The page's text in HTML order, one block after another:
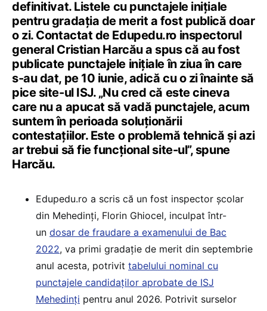
definitivat. Listele cu punctajele inițiale
pentru gradația de merit a fost publică doar
o zi. Contactat de Edupedu.ro inspectorul
general Cristian Harcău a spus că au fost
publicate punctajele inițiale în ziua în care
s-au dat, pe 10 iunie, adică cu o zi înainte să
pice site-ul ISJ. „Nu cred că este cineva
care nu a apucat să vadă punctajele, acum
suntem în perioada soluționării
contestațiilor. Este o problemă tehnică și azi
ar trebui să fie funcțional site-ul”, spune
Harcău.
Edupedu.ro a scris că un fost inspector școlar
din Mehedinți, Florin Ghiocel, inculpat într-
un dosar de fraudare a examenului de Bac
2022, va primi gradație de merit din septembrie
anul acesta, potrivit tabelului nominal cu
punctajele candidaților aprobate de ISJ
Mehedinți pentru anul 2026. Potrivit surselor